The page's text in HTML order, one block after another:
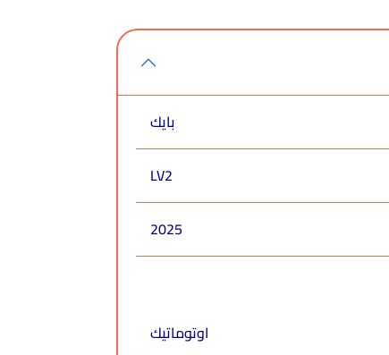
بايك
LV2
2025
اوتوماتيك